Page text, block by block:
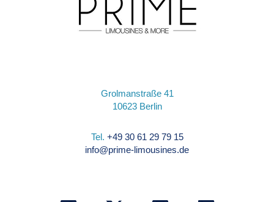
Grolmanstraße 41
10623 Berlin
Tel. +49 30 61 29 79 15
info@prime-limousines.de